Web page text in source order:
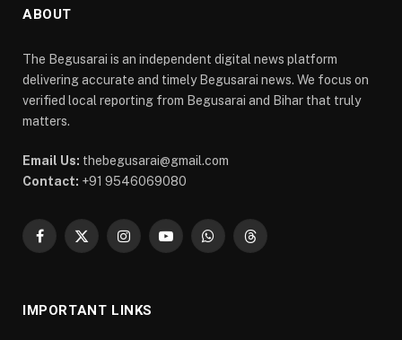
ABOUT
The Begusarai is an independent digital news platform
delivering accurate and timely Begusarai news. We focus on
verified local reporting from Begusarai and Bihar that truly
matters.
Email Us: thebegusarai@gmail.com
Contact: +91 9546069080
Facebook
X
InstagramYouTubeWhatsAppThreads
IMPORTANT LINKS